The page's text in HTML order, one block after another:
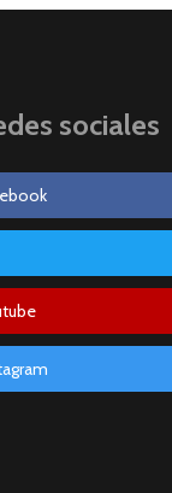
sociales